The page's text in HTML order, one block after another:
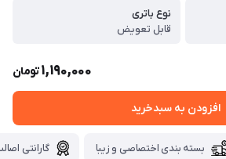
نوع باتری
قابل تعویض
1,190,000تومان
افزودن به سبدخرید
بسته بندی اختصاصی و زیبا گارانتی